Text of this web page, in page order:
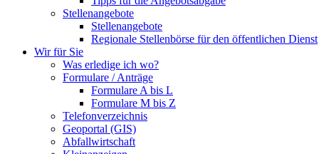
Stellenangebote
Stellenangebote
Regionale Stellenbörse für den öffentlichen Dienst
Wir für Sie
Was erledige ich wo?
Formulare / Anträge
Formulare A bis L
Formulare M bis Z
Telefonverzeichnis
Geoportal (GIS)
Abfallwirtschaft